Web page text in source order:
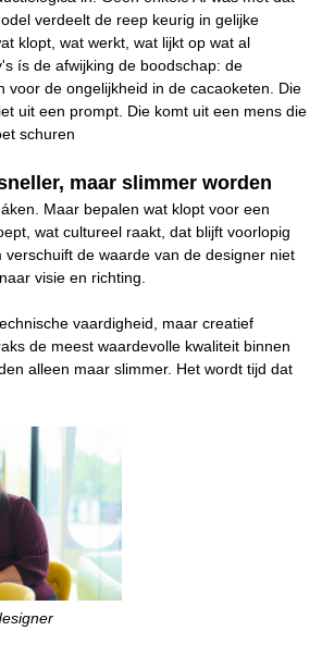
verdeelt de reep keurig in gelijke
klopt, wat werkt, wat lijkt op wat al
ís de afwijking de boodschap: de
voor de ongelijkheid in de cacaoketen. Die
uit een prompt. Die komt uit een mens die
schuren
maar slimmer worden
Maar bepalen wat klopt voor een
wat cultureel raakt, dat blijft voorlopig
verschuift de waarde van de designer niet
visie en richting.
vaardigheid, maar creatief
de meest waardevolle kwaliteit binnen
alleen maar slimmer. Het wordt tijd dat